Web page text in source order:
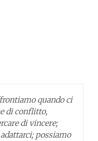
quando ci
di conflitto,
di vincere;
possiamo